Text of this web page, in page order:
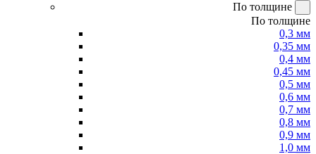
По толщине
По толщине
0,3 мм
0,35 мм
0,4 мм
0,45 мм
0,5 мм
0,6 мм
0,7 мм
0,8 мм
0,9 мм
1,0 мм